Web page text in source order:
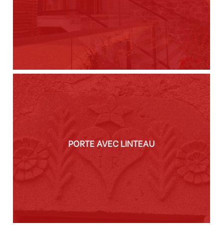
PORTE AVEC LINTEAU